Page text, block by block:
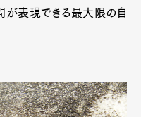
が表現できる最大限の自